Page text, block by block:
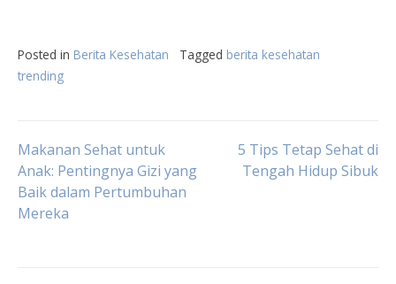
Posted in Berita Kesehatan Tagged berita kesehatan
trending
Post
navigation
Makanan Sehat untuk
Anak: Pentingnya Gizi yang
Baik dalam Pertumbuhan
Mereka
5 Tips Tetap Sehat di
Tengah Hidup Sibuk